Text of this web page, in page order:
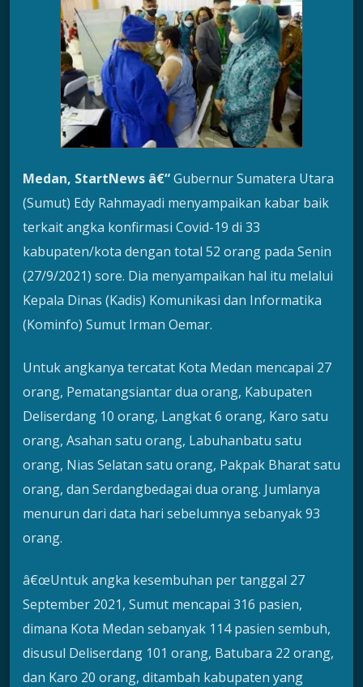
Medan, StartNews â€“Gubernur Sumatera Utara
(Sumut) Edy Rahmayadi menyampaikan kabar baik
terkait angka konfirmasi Covid-19 di 33
kabupaten/kota dengan total 52 orang pada Senin
(27/9/2021) sore. Dia menyampaikan hal itu melalui
Kepala Dinas (Kadis) Komunikasi dan Informatika
(Kominfo) Sumut Irman Oemar.
Untuk angkanya tercatat Kota Medan mencapai 27
orang, Pematangsiantar dua orang, Kabupaten
Deliserdang 10 orang, Langkat 6 orang, Karo satu
orang, Asahan satu orang, Labuhanbatu satu
orang, Nias Selatan satu orang, Pakpak Bharat satu
orang, dan Serdangbedagai dua orang. Jumlanya
menurun dari data hari sebelumnya sebanyak 93
orang.
â€œUntuk angka kesembuhan per tanggal 27
September 2021, Sumut mencapai 316 pasien,
dimana Kota Medan sebanyak 114 pasien sembuh,
disusul Deliserdang 101 orang, Batubara 22 orang,
dan Karo 20 orang, ditambah kabupaten yang